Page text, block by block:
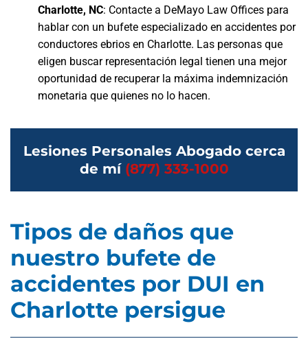
Charlotte, NC: Contacte a DeMayo Law Offices para
hablar con un bufete especializado en accidentes por
conductores ebrios en Charlotte. Las personas que
eligen buscar representación legal tienen una mejor
oportunidad de recuperar la máxima indemnización
monetaria que quienes no lo hacen.
Lesiones Personales Abogado cerca
de mí (877) 333-1000
Tipos de daños que
nuestro bufete de
accidentes por DUI en
Charlotte persigue